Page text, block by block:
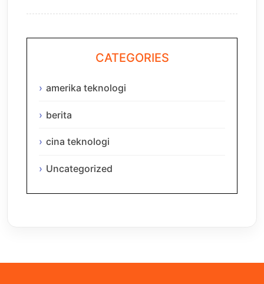
CATEGORIES
amerika teknologi
berita
cina teknologi
Uncategorized